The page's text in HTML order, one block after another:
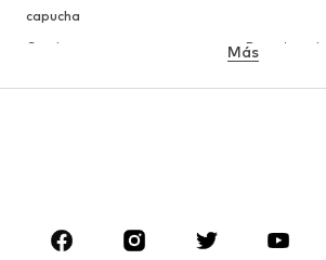
capucha
Camisetas
Ropa interior
ROPA
Más